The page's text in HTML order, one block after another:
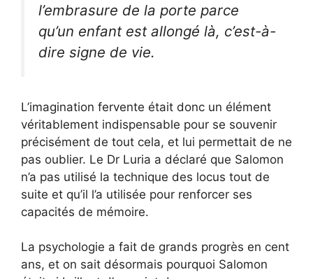
l’embrasure de la porte parce
qu’un enfant est allongé là, c’est-à-
dire signe de vie.
L’imagination fervente était donc un élément
véritablement indispensable pour se souvenir
précisément de tout cela, et lui permettait de ne
pas oublier. Le Dr Luria a déclaré que Salomon
n’a pas utilisé la technique des locus tout de
suite et qu’il l’a utilisée pour renforcer ses
capacités de mémoire.
La psychologie a fait de grands progrès en cent
ans, et on sait désormais pourquoi Salomon